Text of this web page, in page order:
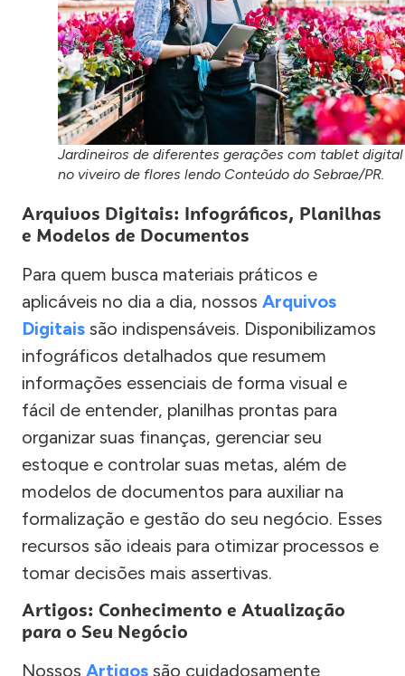
Jardineiros de diferentes gerações com tablet digital
no viveiro de flores lendo Conteúdo do Sebrae/PR.
Arquivos Digitais: Infográficos, Planilhas
e Modelos de Documentos
Para quem busca materiais práticos e
aplicáveis no dia a dia, nossos Arquivos
Digitais são indispensáveis. Disponibilizamos
infográficos detalhados que resumem
informações essenciais de forma visual e
fácil de entender, planilhas prontas para
organizar suas finanças, gerenciar seu
estoque e controlar suas metas, além de
modelos de documentos para auxiliar na
formalização e gestão do seu negócio. Esses
recursos são ideais para otimizar processos e
tomar decisões mais assertivas.
Artigos: Conhecimento e Atualização
para o Seu Negócio
Nossos Artigos são cuidadosamente